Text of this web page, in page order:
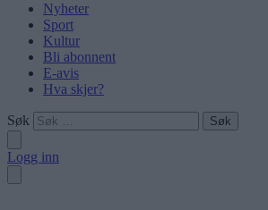
Nyheter
Sport
Kultur
Bli abonnent
E-avis
Hva skjer?
Søk
Logg inn